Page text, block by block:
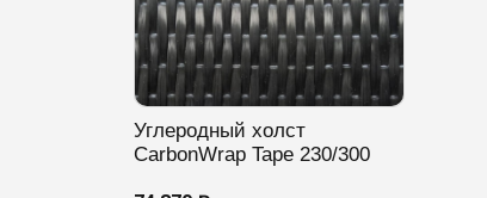
Углеродный холст
CarbonWrap Tape 230/300